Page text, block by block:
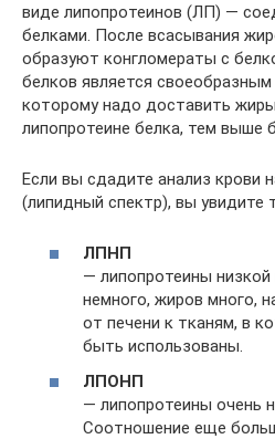
виде липопротеинов (ЛП) —
белками. После всасывания
образуют конгломераты с
белков является
которому надо доставить
липопротеине белка, тем выше
Если вы сдадите анализ крови
(липидный спектр), вы увидите
ЛПНП
— липопротеины
немного, жиров много,
от печени к тканям, в
быть использованы.
ЛПОНП
— липопротеины очень
Соотношение еще